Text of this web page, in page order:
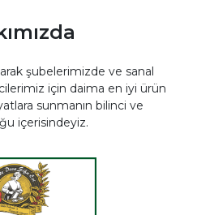
şubelerimizde ve sanal
için daima en iyi ürün
sunmanın bilinci ve
içerisindeyiz.